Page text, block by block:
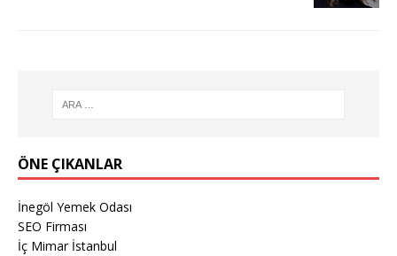
ÖNE ÇIKANLAR
İnegöl Yemek Odası
SEO Firması
İç Mimar İstanbul